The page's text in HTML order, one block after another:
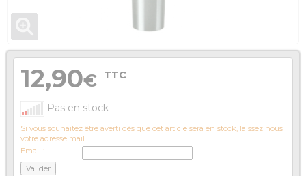
12,90€ TTC
Pas en stock
Si vous souhaitez être averti dès que cet article sera en stock, laissez nous
votre adresse mail.
Email :